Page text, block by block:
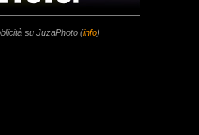
su JuzaPhoto (info)